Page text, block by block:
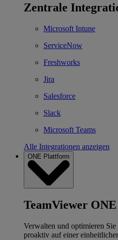
Zentrale
Microsoft Intune
ServiceNow
Freshworks
Jira
Salesforce
Slack
Microsoft Teams
Alle Integrationen anzeigen
ONE Plattform
TeamViewer
Verwalten und optimieren
proaktiv auf einer